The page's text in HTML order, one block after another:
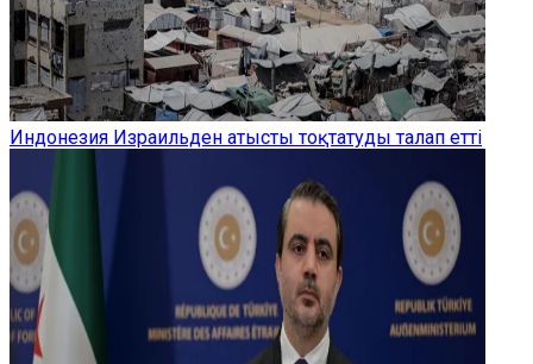
Индонезия Израильден атысты тоқтатуды талап етті